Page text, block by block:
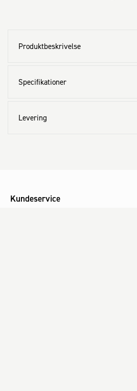
Produktbeskrivelse
Specifikationer
Levering
Kundeservice